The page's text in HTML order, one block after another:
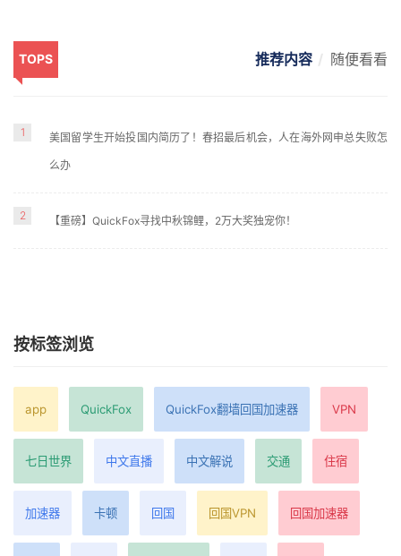
TOPS 推荐内容 随便看看
1 美国留学生开始投国内简历了！春招最后机会，人在海外网申总失败怎
么办
2 【重磅】QuickFox寻找中秋锦鲤，2万大奖独宠你！
按标签浏览
app QuickFox QuickFox翻墙回国加速器 VPN
七日世界 中文直播 中文解说 交通 住宿
加速器 卡顿 回国 回国VPN 回国加速器